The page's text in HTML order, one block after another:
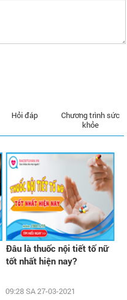
Chương trình sức
khỏe
Hỏi đáp
Đâu là thuốc nội tiết tố nữ
tốt nhất hiện nay?
09:28 SA 27-03-2021